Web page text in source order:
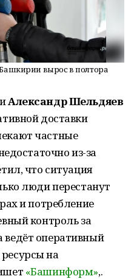
вырос в полтора
Александр Шельдяев
доставки
частные
из-за
что ситуация
люди перестанут
и потребление
контроль за
оперативный
на
«Башинформ»,.